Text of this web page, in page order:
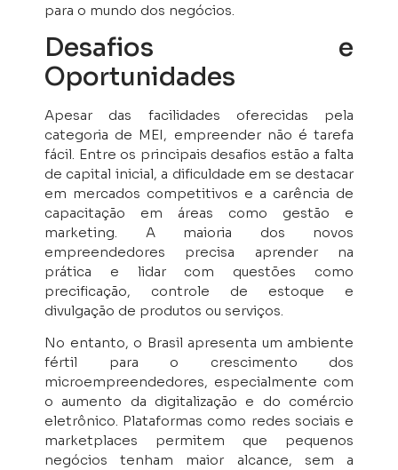
para o mundo dos negócios.
Desafios e
Oportunidades
Apesar das facilidades oferecidas pela
categoria de MEI, empreender não é tarefa
fácil. Entre os principais desafios estão a falta
de capital inicial, a dificuldade em se destacar
em mercados competitivos e a carência de
capacitação em áreas como gestão e
marketing. A maioria dos novos
empreendedores precisa aprender na
prática e lidar com questões como
precificação, controle de estoque e
divulgação de produtos ou serviços.
No entanto, o Brasil apresenta um ambiente
fértil para o crescimento dos
microempreendedores, especialmente com
o aumento da digitalização e do comércio
eletrônico. Plataformas como redes sociais e
marketplaces permitem que pequenos
negócios tenham maior alcance, sem a